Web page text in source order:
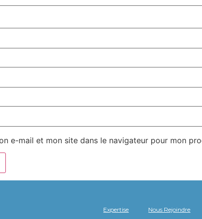
e-mail et mon site dans le navigateur pour mon
Expertise Nous Rejoindre